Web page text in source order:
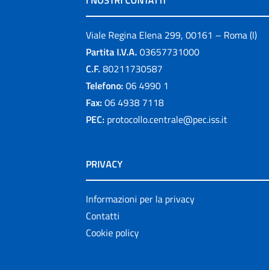
Viale Regina Elena 299, 00161 – Roma (I)
Partita I.V.A. 03657731000
C.F. 80211730587
Telefono: 06 4990 1
Fax: 06 4938 7118
PEC: protocollo.centrale@pec.iss.it
PRIVACY
Informazioni per la privacy
Contatti
Cookie policy